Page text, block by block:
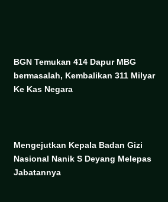
BGN Temukan 414 Dapur MBG
bermasalah, Kembalikan 311 Milyar
Ke Kas Negara
Mengejutkan Kepala Badan Gizi
Nasional Nanik S Deyang Melepas
Jabatannya